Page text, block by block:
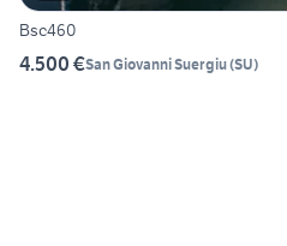
Bsc460
4.500 €San Giovanni Suergiu(SU)